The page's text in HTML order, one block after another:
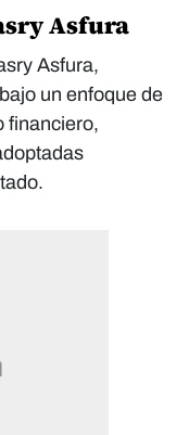
Asfura
Asfura,
un enfoque de
financiero,